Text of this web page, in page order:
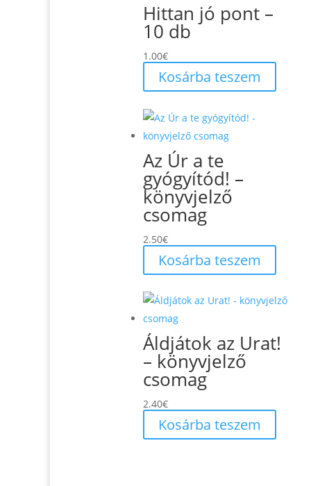
Hittan jó pont –
10 db
1.00€
Kosárba teszem
Az Úr a te
gyógyítód! –
könyvjelző
csomag
2.50€
Kosárba teszem
Áldjátok az Urat!
– könyvjelző
csomag
2.40€
Kosárba teszem